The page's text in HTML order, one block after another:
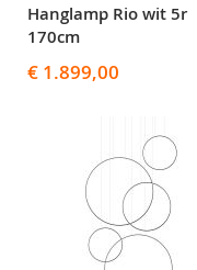
Hanglamp Rio wit 5r
170cm
€ 1.899,00